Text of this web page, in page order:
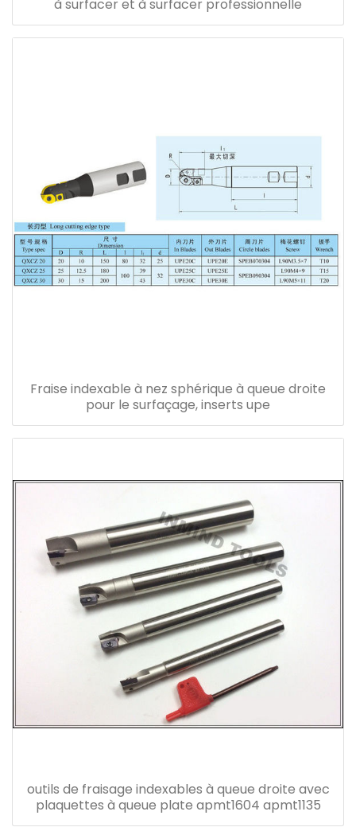
à surfacer et à surfacer professionnelle
Fraise indexable à nez sphérique à queue droite
pour le surfaçage, inserts upe
outils de fraisage indexables à queue droite avec
plaquettes à queue plate apmt1604 apmt1135